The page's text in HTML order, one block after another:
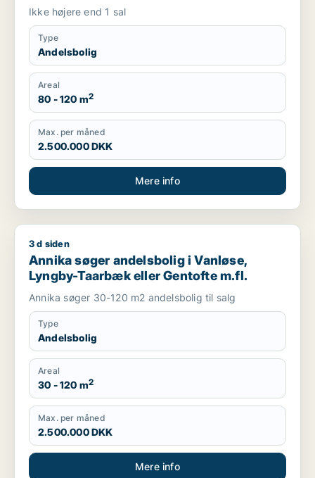
Ikke højere end 1 sal
Type
Andelsbolig
Areal
80 - 120 m2
Max. per måned
2.500.000 DKK
Mere info
Annika søger andelsbolig i Vanløse, Lyngby-Taarbæk eller
3 d siden
Annika søger andelsbolig i Vanløse,
Lyngby-Taarbæk eller Gentofte m.fl.
Annika søger 30-120 m2 andelsbolig til salg
Type
Andelsbolig
Areal
30 - 120 m2
Max. per måned
2.500.000 DKK
Mere info